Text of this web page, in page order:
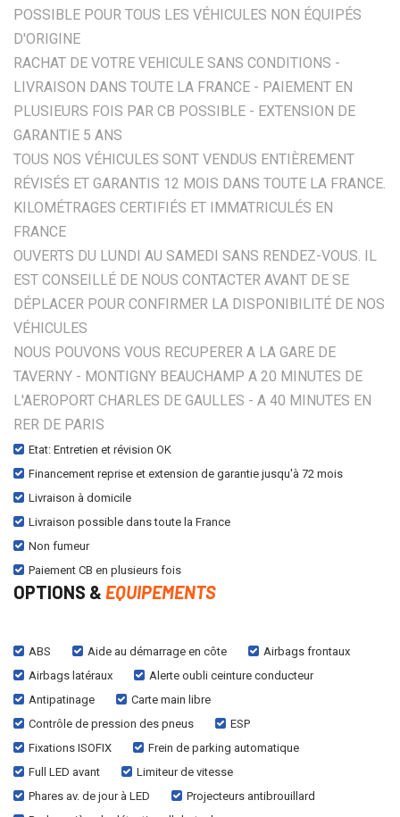
POSSIBLE POUR TOUS LES VÉHICULES NON ÉQUIPÉS
D'ORIGINE
RACHAT DE VOTRE VEHICULE SANS CONDITIONS -
LIVRAISON DANS TOUTE LA FRANCE - PAIEMENT EN
PLUSIEURS FOIS PAR CB POSSIBLE - EXTENSION DE
GARANTIE 5 ANS
TOUS NOS VÉHICULES SONT VENDUS ENTIÈREMENT
RÉVISÉS ET GARANTIS 12 MOIS DANS TOUTE LA FRANCE.
KILOMÉTRAGES CERTIFIÉS ET IMMATRICULÉS EN
FRANCE
OUVERTS DU LUNDI AU SAMEDI SANS RENDEZ-VOUS. IL
EST CONSEILLÉ DE NOUS CONTACTER AVANT DE SE
DÉPLACER POUR CONFIRMER LA DISPONIBILITÉ DE NOS
VÉHICULES
NOUS POUVONS VOUS RECUPERER A LA GARE DE
TAVERNY - MONTIGNY BEAUCHAMP A 20 MINUTES DE
L'AEROPORT CHARLES DE GAULLES - A 40 MINUTES EN
RER DE PARIS
Etat: Entretien et révision OK
Financement reprise et extension de garantie jusqu'à 72 mois
Livraison à domicile
Livraison possible dans toute la France
Non fumeur
Paiement CB en plusieurs fois
OPTIONS & EQUIPEMENTS
ABS Aide au démarrage en côte
Airbags frontaux
Airbags latéraux
Alerte oubli ceinture conducteur
Antipatinage
Carte main libre
Contrôle de pression des pneus
ESP
Fixations ISOFIX
Frein de parking automatique
Full LED avant
Limiteur de vitesse
Phares av. de jour à LED
Projecteurs antibrouillard